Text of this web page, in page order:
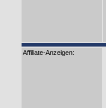
Affiliate-Anzeigen: